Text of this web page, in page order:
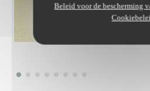
Beleid voor de bescherming